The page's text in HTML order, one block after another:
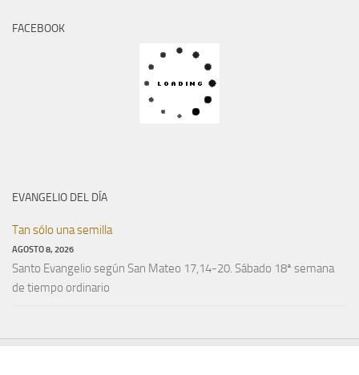
FACEBOOK
EVANGELIO DEL DÍA
Tan sólo una semilla
AGOSTO 8, 2026
Santo Evangelio según San Mateo 17,14-20. Sábado 18ª semana
de tiempo ordinario